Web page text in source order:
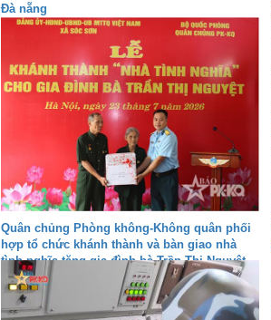
Đà nẵng
Quân chủng Phòng không-Không quân phối
hợp tổ chức khánh thành và bàn giao nhà
tình nghĩa tặng gia đình bà Trần Thị Nguyệt